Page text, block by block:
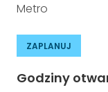
Metro
ZAPLANUJ
Godziny